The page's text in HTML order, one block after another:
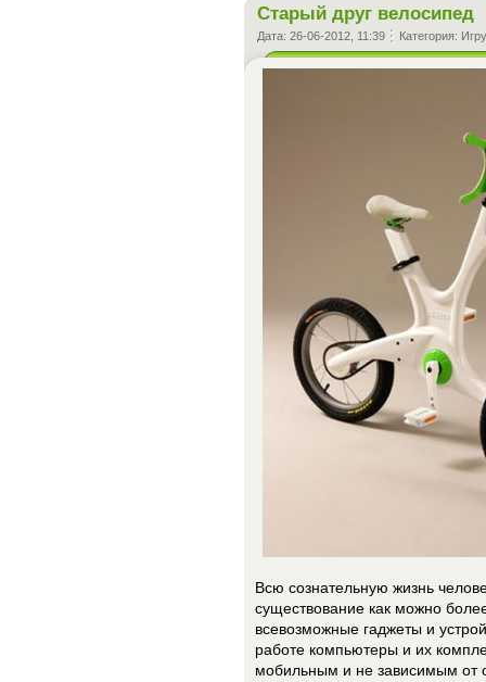
Старый друг велосипед
Дата: 26-06-2012, 11:39 Категория:
Всю сознательную жизнь
существование как можно
всевозможные гаджеты и
работе компьютеры и их
мобильным и не зависимым от